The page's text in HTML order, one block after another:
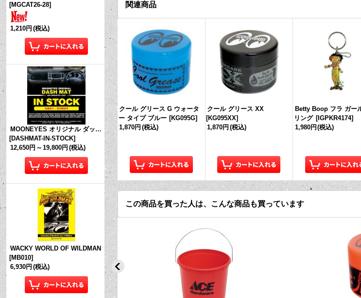
[MGCAT26-28]
1,210円 (税込)
MOONEYES オリジナル ダッシュマット (in Stock!)
[DASHMAT-IN-STOCK]
12,650円 ～ 19,800円 (税込)
WACKY WORLD OF WILDMAN
[MB010]
6,930円 (税込)
関連商品
クール グリース G ウォータ
ー タイプ ブルー [KG095G]
1,870円 (税込)
クール グリース XX
[KG095XX]
1,870円 (税込)
Betty Boop フラ ガー
リング [IGPKR4174]
1,980円 (税込)
この商品を買った人は、こんな商品も買っています